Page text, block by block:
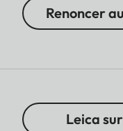
Renoncer
Leica